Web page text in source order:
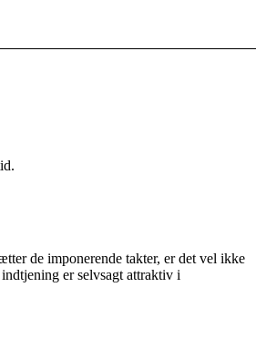
de imponerende takter, er det vel ikke
er selvsagt attraktiv i